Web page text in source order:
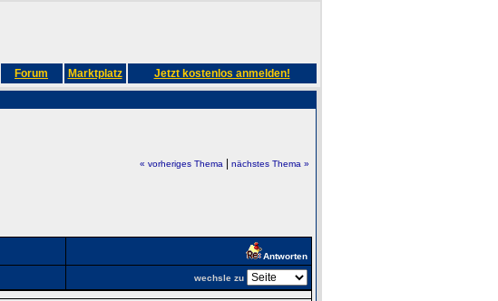
Forum Marktplatz Jetzt kostenlos anmelden!
« vorheriges Thema| nächstes Thema »
Antworten
wechsle zu